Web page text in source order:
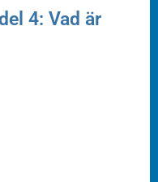
4: Vad är